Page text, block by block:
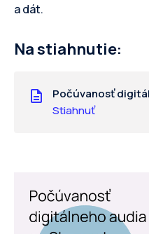
a dát.
Na stiahnutie:
Počúvanosť
Stiahnuť